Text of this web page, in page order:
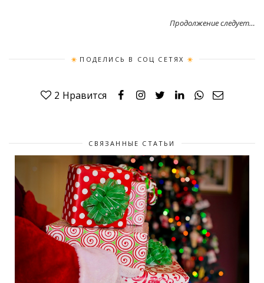
Продолжение следует…
ПОДЕЛИСЬ В СОЦ СЕТЯХ
2 Нравится
СВЯЗАННЫЕ СТАТЬИ